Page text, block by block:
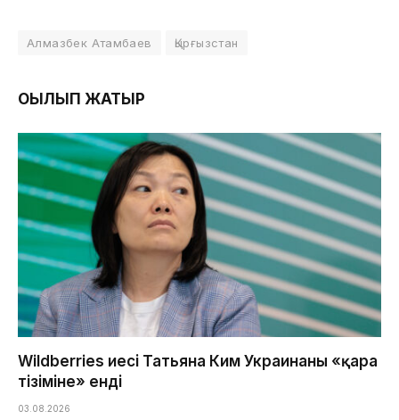
Алмазбек Атамбаев Қырғызстан
ОҚЫЛЫП ЖАТЫР
Wildberries иесі Татьяна Ким Украинаның «қара
тізіміне» енді
03.08.2026